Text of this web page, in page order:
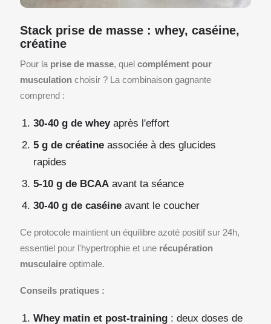
Stack prise de masse : whey, caséine,
créatine
Pour la prise de masse, quel complément pour
musculation choisir ? La combinaison gagnante
comprend :
30-40 g de wheyaprès l'effort
5 g de créatine associée à des glucides
rapides
5-10 g de BCAA avant ta séance
30-40 g de caséine avant le coucher
Ce protocole maintient un équilibre azoté positif sur 24h,
essentiel pour l'hypertrophie et une récupération
musculaire optimale.
Conseils pratiques :
Whey matin et post-training : deux doses de